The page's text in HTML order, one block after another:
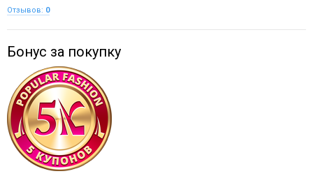
Отзывов: 0
Бонус за покупку